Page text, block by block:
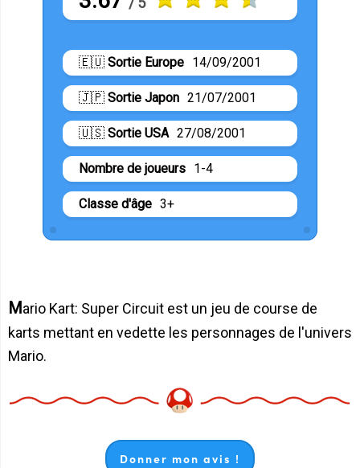
🇪🇺 Sortie Europe 14/09/2001
🇯🇵 Sortie Japon 21/07/2001
🇺🇸 Sortie USA 27/08/2001
Nombre de joueurs 1-4
Classe d'âge 3+
Mario Kart: Super Circuit est un jeu de course de
karts mettant en vedette les personnages de l'univers
Mario.
Donner mon avis !